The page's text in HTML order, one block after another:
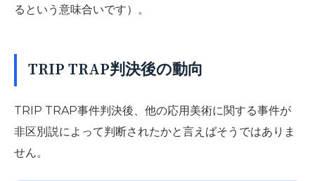
るという意味合いです）。
TRIP TRAP判決後の動向
TRIP TRAP事件判決後、他の応用美術に関する事件が
非区別説によって判断されたかと言えばそうではありま
せん。